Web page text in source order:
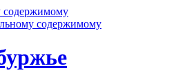
содержимому
содержимому